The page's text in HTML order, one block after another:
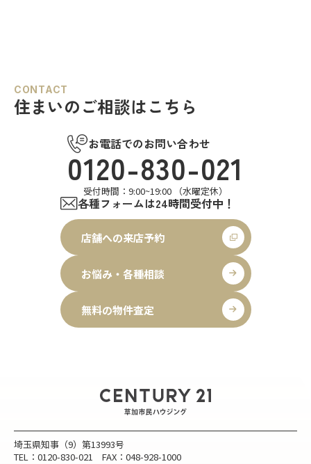
CONTACT
住まいのご相談はこちら
お電話でのお問い合わせ
0120-830-021
受付時間：9:00~19:00 （水曜定休）
各種フォームは24時間受付中！
店舗への来店予約
お悩み・各種相談
無料の物件査定
埼玉県知事（9）第13993号
TEL：0120-830-021 FAX：048-928-1000